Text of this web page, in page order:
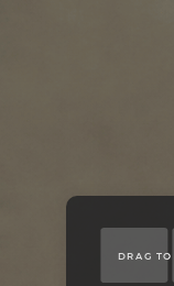
DRAG TO